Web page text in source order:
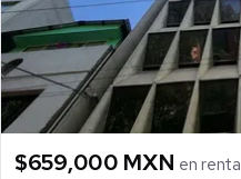
$659,000 MXN en renta